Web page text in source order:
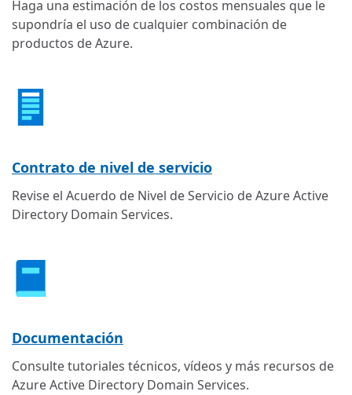
Haga una estimación de los costos mensuales que le
supondría el uso de cualquier combinación de
productos de Azure.
Contrato de nivel de servicio
Revise el Acuerdo de Nivel de Servicio de Azure Active
Directory Domain Services.
Documentación
Consulte tutoriales técnicos, vídeos y más recursos de
Azure Active Directory Domain Services.